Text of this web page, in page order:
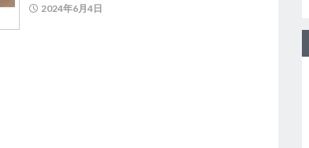
2024年6月4日